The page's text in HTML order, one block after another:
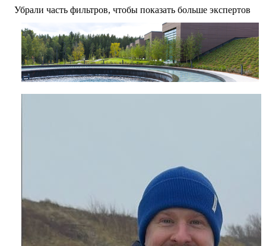
Убрали часть фильтров, чтобы показать больше экспертов